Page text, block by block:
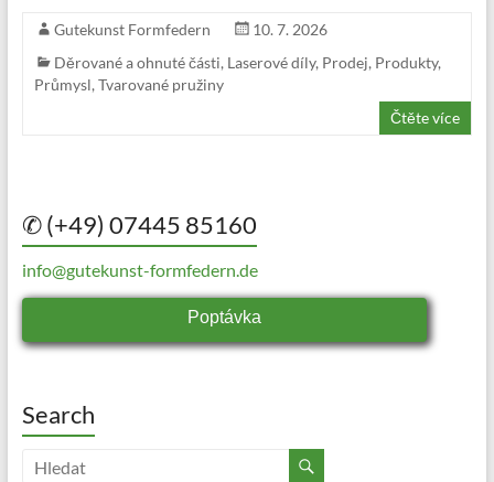
Gutekunst Formfedern
10. 7. 2026
Děrované a ohnuté části, Laserové díly, Prodej, Produkty,
Průmysl, Tvarované pružiny
Čtěte více
✆ (+49) 07445 85160
info@gutekunst-formfedern.de
Poptávka
Search